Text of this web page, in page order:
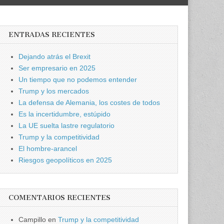
ENTRADAS RECIENTES
Dejando atrás el Brexit
Ser empresario en 2025
Un tiempo que no podemos entender
Trump y los mercados
La defensa de Alemania, los costes de todos
Es la incertidumbre, estúpido
La UE suelta lastre regulatorio
Trump y la competitividad
El hombre-arancel
Riesgos geopolíticos en 2025
COMENTARIOS RECIENTES
Campillo enTrump y la competitividad